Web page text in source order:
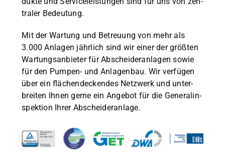
traler Bedeu­tung.
Mit der Wartung und Betreu­ung von mehr als
3.000 Anla­gen jährlich sind wir ein­er der größten
Wartungsan­bi­eter für Abschei­der­an­la­gen sowie
für den Pumpen- und Anla­gen­bau. Wir ver­fü­gen
über ein flächen­deck­endes Net­zw­erk und unter­
bre­it­en Ihnen gerne ein Ange­bot für die Gen­er­alin­
spek­tion Ihrer Abschei­der­an­lage.